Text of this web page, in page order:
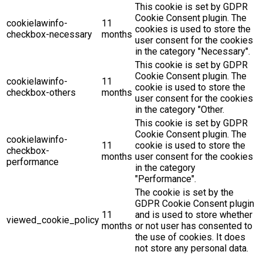
cookielawinfo-
checkbox-necessary
11
months
This cookie is set by GDPR
Cookie Consent plugin. The
cookies is used to store the
user consent for the cookies
in the category "Necessary".
cookielawinfo-
checkbox-others
11
months
This cookie is set by GDPR
Cookie Consent plugin. The
cookie is used to store the
user consent for the cookies
in the category "Other.
cookielawinfo-
checkbox-
performance
11
months
This cookie is set by GDPR
Cookie Consent plugin. The
cookie is used to store the
user consent for the cookies
in the category
"Performance".
viewed_cookie_policy 11
months
The cookie is set by the
GDPR Cookie Consent plugin
and is used to store whether
or not user has consented to
the use of cookies. It does
not store any personal data.